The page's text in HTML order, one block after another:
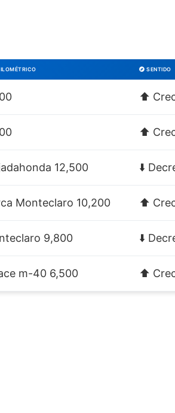
SENTIDO
⬆️
⬆️
12,500 ⬇️
Monteclaro 10,200 ⬆️
9,800 ⬇️
m-40 6,500 ⬆️